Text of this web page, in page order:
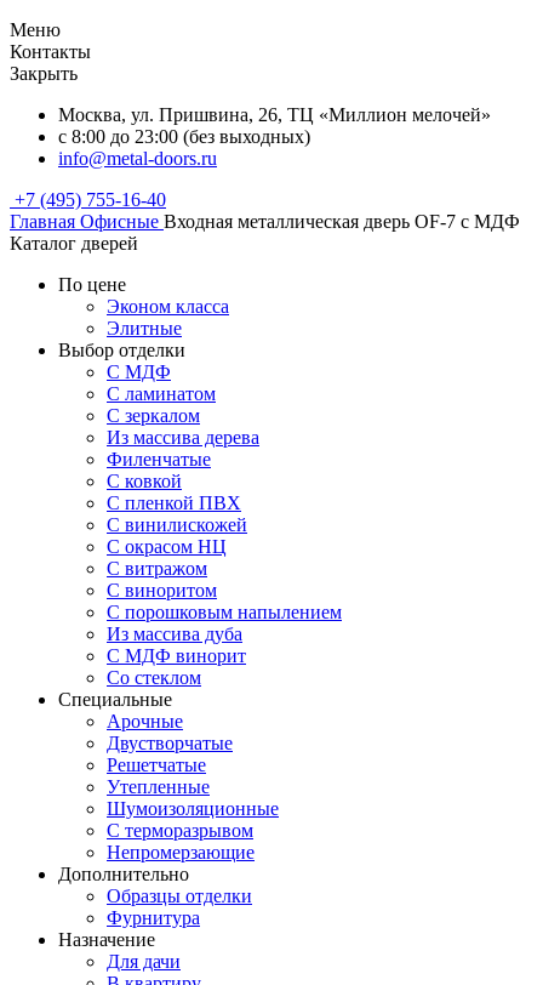
Меню
Контакты
Закрыть
Москва, ул. Пришвина, 26, ТЦ «Миллион мелочей»
с 8:00 до 23:00 (без выходных)
info@metal-doors.ru
+7 (495) 755-16-40
Главная Офисные Входная металлическая дверь OF-7 с МДФ
Каталог дверей
По цене
Эконом класса
Элитные
Выбор отделки
С МДФ
С ламинатом
С зеркалом
Из массива дерева
Филенчатые
С ковкой
С пленкой ПВХ
С винилискожей
С окрасом НЦ
С витражом
С виноритом
С порошковым напылением
Из массива дуба
С МДФ винорит
Со стеклом
Специальные
Арочные
Двустворчатые
Решетчатые
Утепленные
Шумоизоляционные
С терморазрывом
Непромерзающие
Дополнительно
Образцы отделки
Фурнитура
Назначение
Для дачи